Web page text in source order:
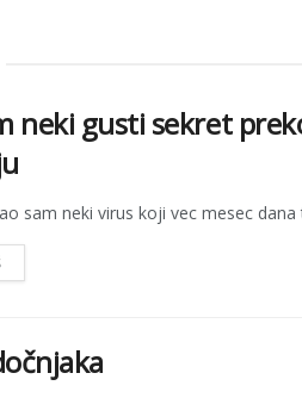
neki gusti sekret
sam neki virus koji vec mesec